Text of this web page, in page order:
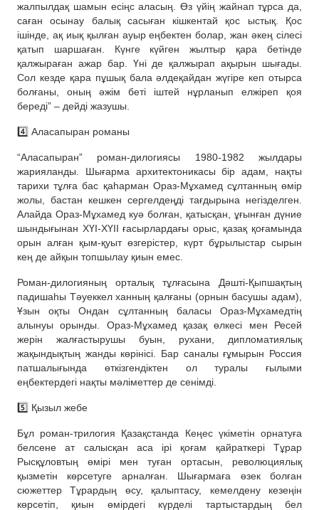
жалпылдақ шамын есіңс аласың. Өз үйің жайнап тұрса да,
саған осынау балық сасыған кішкентай қос ыстық. Қос
ішінде, ақ иық қылған ауыр еңбектен болар, жан әкең сілесі
қатып шаршаған. Күнге күйген жылтыр қара бетінде
қалжыраған ажар бар. Үні де қалжырап ақырын шығады.
Сол кезде қара пұшық бала әлдеқайдан жүгіре кеп отырса
болғаны, оның әжім беті іштей нұрланып елжіреп қоя
береді” – дейді жазушы.
4️⃣ Аласапыран романы
“Аласапыран” роман-дилогиясы 1980-1982 жылдары
жарияланды. Шығарма архитектоникасы бір адам, нақты
тарихи тұлға бас қаһарман Ораз-Мұхамед сұлтанның өмір
жолы, бастан кешкен сергелдеңді тағдырына негізделген.
Алайда Ораз-Мұхамед куә болған, қатысқан, ұғынған дүние
шындығынан ХҮІ-ХҮІІ ғасырлардағы орыс, қазақ қоғамында
орын алған қым-қуыт өзгерістер, күрт бұрылыстар сырын
кең де айқын топшылау қиын емес.
Роман-дилогияның орталық тұлғасына Дәшті-Қыпшақтың
падишаһы Тәуеккел ханның қалғаны (орнын басушы адам),
Ұзын оқты Ондан сұлтанның баласы Ораз-Мұхамедтің
алынуы орынды. Ораз-Мұхамед қазақ өлкесі мен Ресей
жерін жалғастырушы буын, рухани, дипломатиялық
жақындықтың жанды көрінісі. Бар саналы ғұмырын Россия
патшалығында өткізгендіктен ол туралы ғылыми
еңбектердегі нақты мәліметтер де сенімді.
5️⃣ Қызыл жебе
Бұл роман-трилогия Қазақстанда Кеңес үкіметін орнатуға
белсене ат салысқан аса ірі қоғам қайраткері Тұрар
Рысқұловтың өмірі мен туған ортасын, революциялық
қызметін көрсетуге арналған. Шығармаға өзек болған
сюжеттер Тұрардың өсу, қалыптасу, кемелдену кезеңін
көрсетіп, қиын өмірдегі күрделі тартыстардың бел